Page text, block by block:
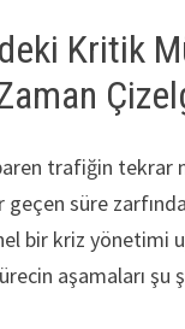
Kritik
trafiğin tekrar
süre
bir kriz yönetimi
aşamaları